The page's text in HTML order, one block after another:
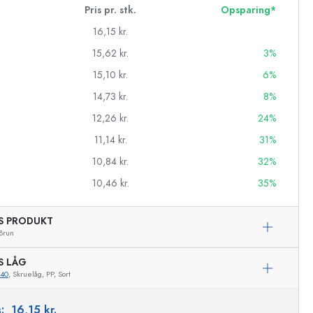
Pris pr. stk.
Opsparing*
16,15 kr.
15,62 kr.
3%
15,10 kr.
6%
14,73 kr.
8%
12,26 kr.
24%
11,14 kr.
31%
10,84 kr.
32%
10,46 kr. 35%
PRODUKT
Brun
LÅG
, Skruelåg, PP, Sort